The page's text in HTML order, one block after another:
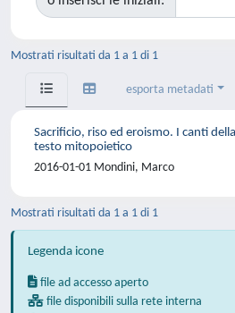
Mostrati risultati da 1 a 1 di 1
esporta metadati
Sacrificio, riso ed eroismo. I canti
testo mitopoietico
2016-01-01 Mondini, Marco
Mostrati risultati da 1 a 1 di 1
Legenda icone
file ad accesso aperto
file disponibili sulla rete interna